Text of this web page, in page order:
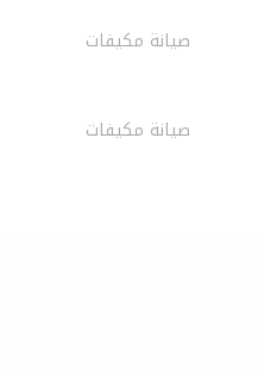
صيانة مكيفات
صيانة مكيفات